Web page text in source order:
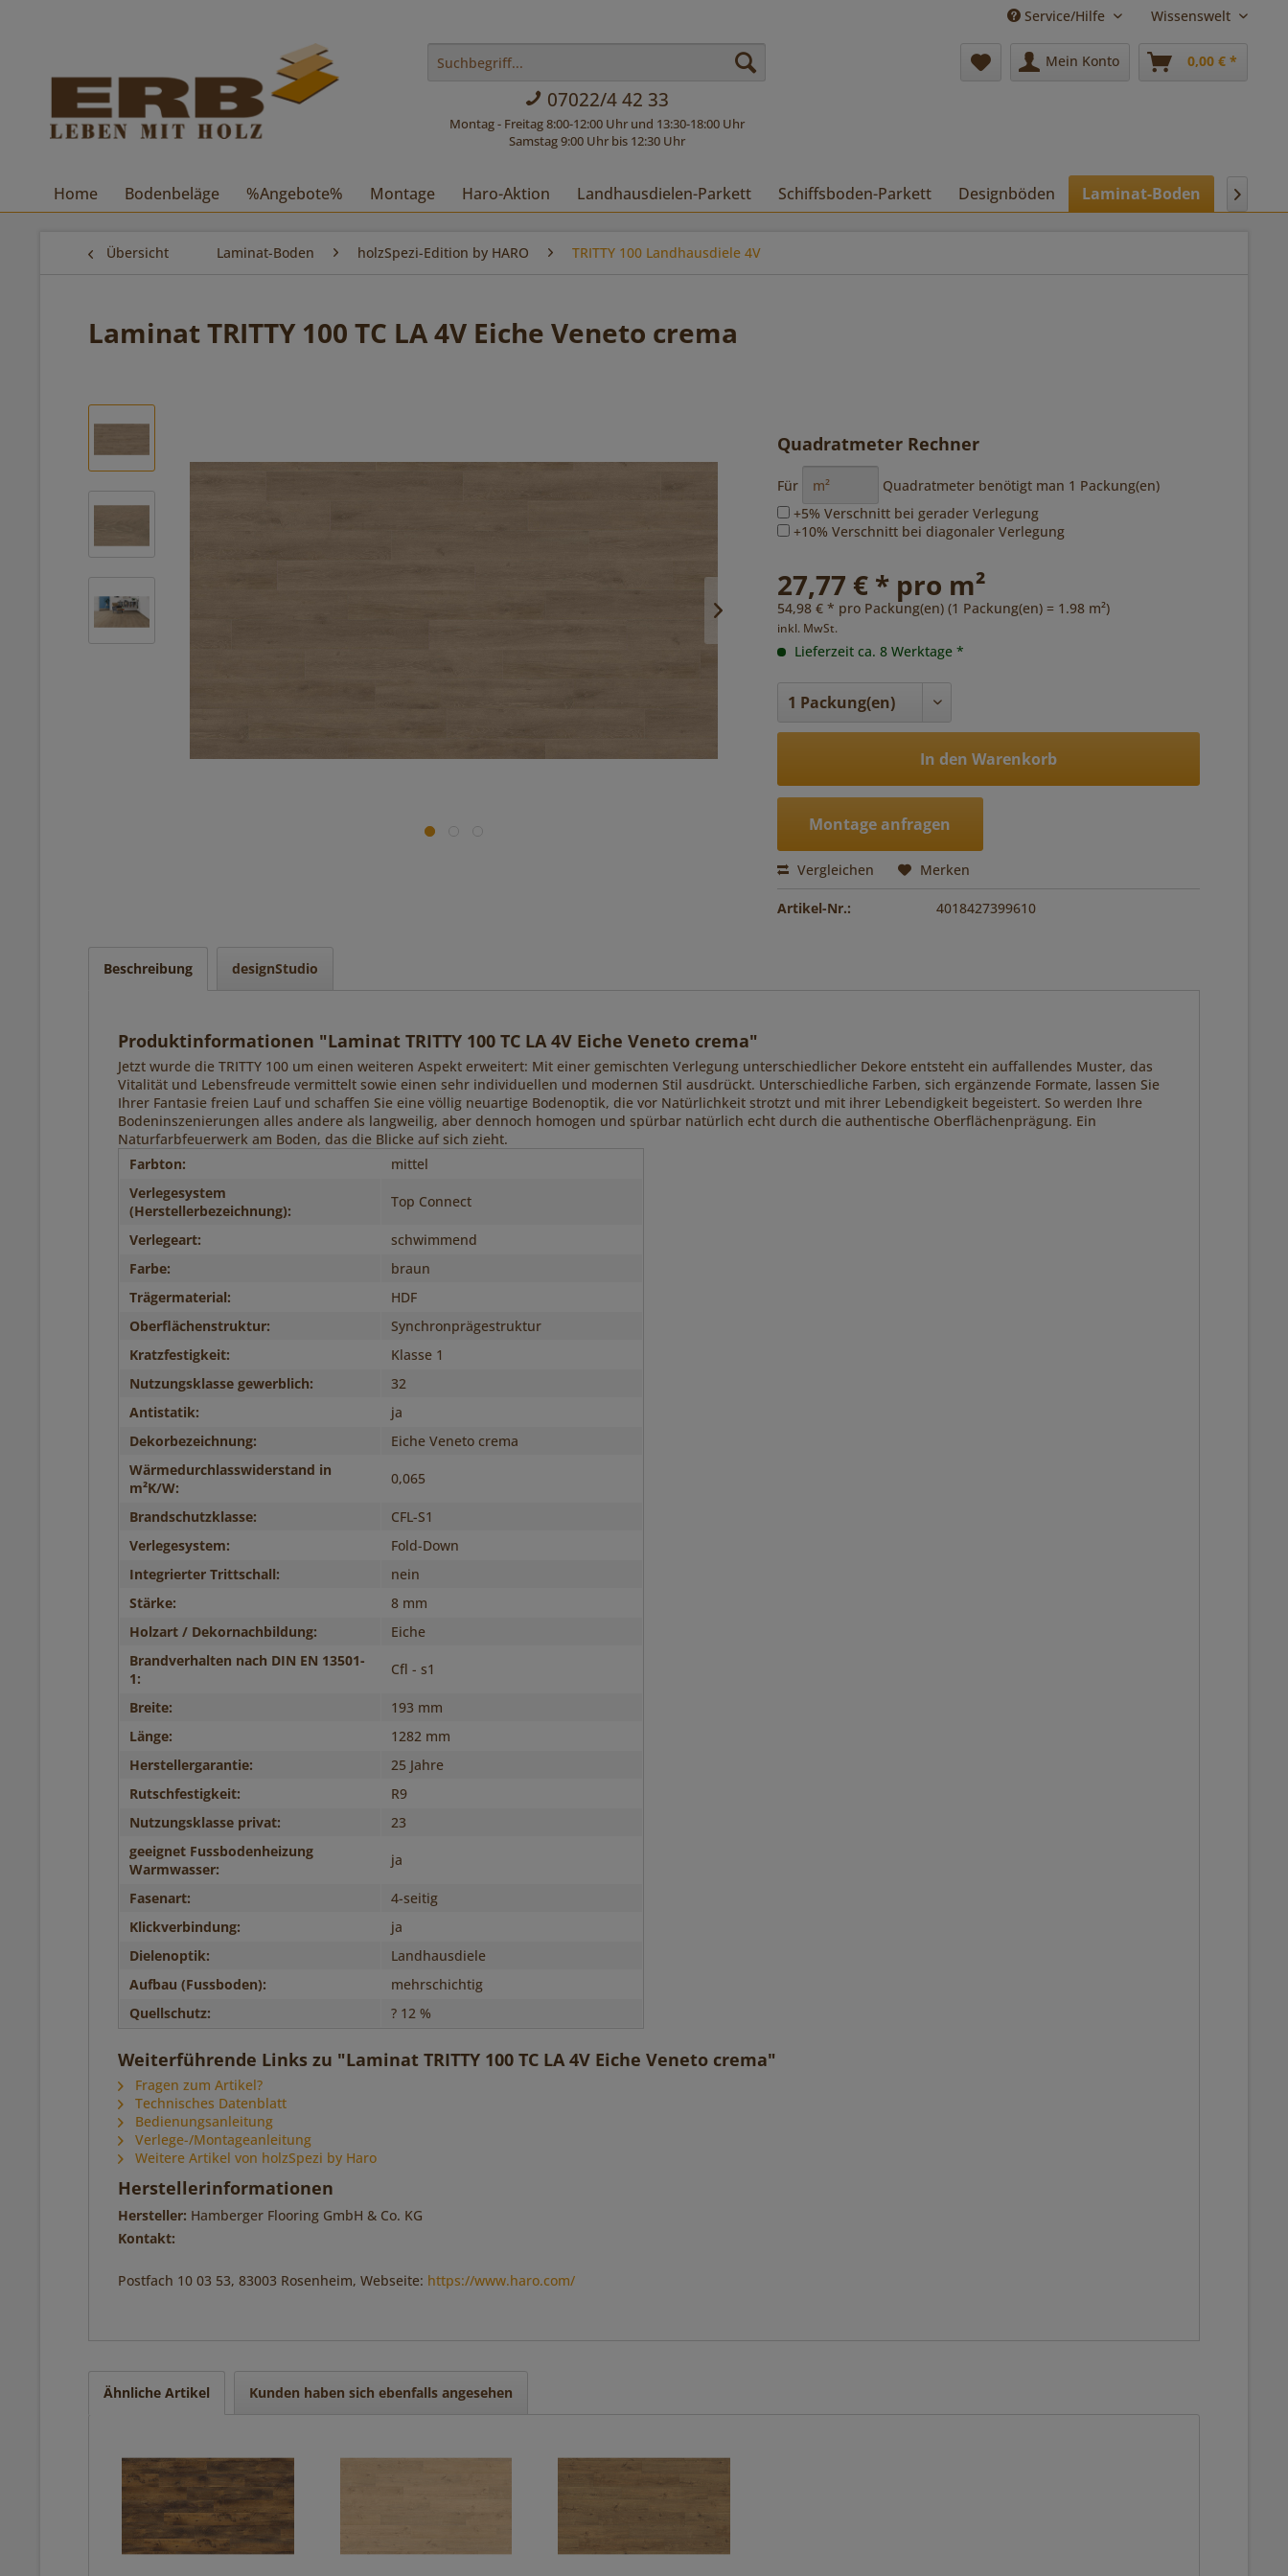
Service/Hilfe Wissenswelt
07022/4 42 33
Montag - Freitag 8:00-12:00 Uhr und 13:30-18:00 Uhr
Samstag 9:00 Uhr bis 12:30 Uhr
Mein Konto 0,00 € *
Home Bodenbeläge %Angebote% Montage Haro-Aktion Landhausdielen-Parkett Schiffsboden-Parkett Designböden Laminat-Boden Pflege

Übersicht Laminat-Boden holzSpezi-Edition by HARO TRITTY 100 Landhausdiele 4V
Laminat TRITTY 100 TC LA 4V Eiche Veneto crema
Quadratmeter Rechner
Für Quadratmeter benötigt man 1 Packung(en)
+5% Verschnitt bei gerader Verlegung
+10% Verschnitt bei diagonaler Verlegung
27,77 € * pro m²
54,98 € * pro Packung(en) (1 Packung(en) = 1.98 m²)
inkl. MwSt.
Lieferzeit ca. 8 Werktage *
In den Warenkorb
Montage anfragen
Vergleichen Merken
Artikel-Nr.: 4018427399610
Beschreibung designStudio
Produktinformationen "Laminat TRITTY 100 TC LA 4V Eiche Veneto crema"
Jetzt wurde die TRITTY 100 um einen weiteren Aspekt erweitert: Mit einer gemischten Verlegung unterschiedlicher Dekore entsteht ein auffallendes Muster, das
Vitalität und Lebensfreude vermittelt sowie einen sehr individuellen und modernen Stil ausdrückt. Unterschiedliche Farben, sich ergänzende Formate, lassen Sie
Ihrer Fantasie freien Lauf und schaffen Sie eine völlig neuartige Bodenoptik, die vor Natürlichkeit strotzt und mit ihrer Lebendigkeit begeistert. So werden Ihre
Bodeninszenierungen alles andere als langweilig, aber dennoch homogen und spürbar natürlich echt durch die authentische Oberflächenprägung. Ein
Naturfarbfeuerwerk am Boden, das die Blicke auf sich zieht.
Farbton:
mittel
Verlegesystem
(Herstellerbezeichnung):
Top Connect
Verlegeart:
schwimmend
Farbe:
braun
Trägermaterial:
HDF
Oberflächenstruktur:
Synchronprägestruktur
Kratzfestigkeit:
Klasse 1
Nutzungsklasse gewerblich:
32
Antistatik:
ja
Dekorbezeichnung:
Eiche Veneto crema
Wärmedurchlasswiderstand in
m²K/W:
0,065
Brandschutzklasse:
CFL-S1
Verlegesystem:
Fold-Down
Integrierter Trittschall:
nein
Stärke:
8 mm
Holzart / Dekornachbildung:
Eiche
Brandverhalten nach DIN EN 13501-
1:
Cfl - s1
Breite:
193 mm
Länge:
1282 mm
Herstellergarantie:
25 Jahre
Rutschfestigkeit:
R9
Nutzungsklasse privat:
23
geeignet Fussbodenheizung
Warmwasser:
ja
Fasenart:
4-seitig
Klickverbindung:
ja
Dielenoptik:
Landhausdiele
Aufbau (Fussboden):
mehrschichtig
Quellschutz:
? 12 %
Weiterführende Links zu "Laminat TRITTY 100 TC LA 4V Eiche Veneto crema"
Fragen zum Artikel?
Technisches Datenblatt
Bedienungsanleitung
Verlege-/Montageanleitung
Weitere Artikel von holzSpezi by Haro
Herstellerinformationen
Hersteller: Hamberger Flooring GmbH & Co. KG
Kontakt:
Postfach 10 03 53, 83003 Rosenheim, Webseite: https://www.haro.com/
Ähnliche Artikel Kunden haben sich ebenfalls angesehen